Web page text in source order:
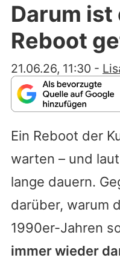
Darum
Reboot
21.06.26, 11:30 -
Ein Reboot der
warten – und
lange dauern.
darüber, warum
1990er-Jahren
immer wieder